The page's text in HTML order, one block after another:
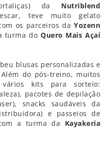
da Nutriblend
teve muito gelato
os parceiros da Yozenn
turma do Quero Mais Açaí
blusas personalizadas e
do pós-treino, muitos
vários kits para sorteio:
pacotes de depilação
snacks saudáveis da
e passeios de
a turma da Kayakeria